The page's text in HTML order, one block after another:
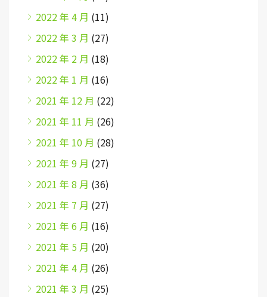
2022 年 4 月 (11)
2022 年 3 月 (27)
2022 年 2 月 (18)
2022 年 1 月 (16)
2021 年 12 月 (22)
2021 年 11 月 (26)
2021 年 10 月 (28)
2021 年 9 月 (27)
2021 年 8 月 (36)
2021 年 7 月 (27)
2021 年 6 月 (16)
2021 年 5 月 (20)
2021 年 4 月 (26)
2021 年 3 月 (25)